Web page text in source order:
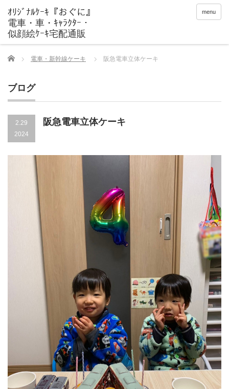
menu
Home 電車・新幹線ケーキ 阪急電車立体ケーキ
ブログ
2.29
2024
阪急電車立体ケーキ